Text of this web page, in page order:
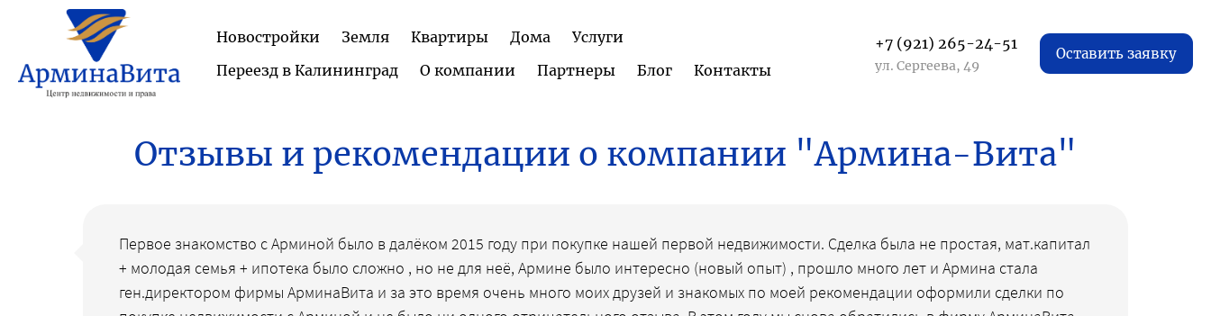
Новостройки Земля Квартиры Дома
Услуги
Переезд в Калининград
О компании Партнеры Блог Контакты
+7 (921) 265-24-51
ул. Сергеева, 49
Оставить заявку
Отзывы и рекомендации о компании "Армина-Вита"
Первое знакомство с Арминой было в далёком 2015 году при покупке нашей первой недвижимости. Сделка была не простая, мат.капитал
+ молодая семья + ипотека было сложно , но не для неё, Армине было интересно (новый опыт) , прошло много лет и Армина стала
ген.директором фирмы АрминаВита и за это время очень много моих друзей и знакомых по моей рекомендации оформили сделки по